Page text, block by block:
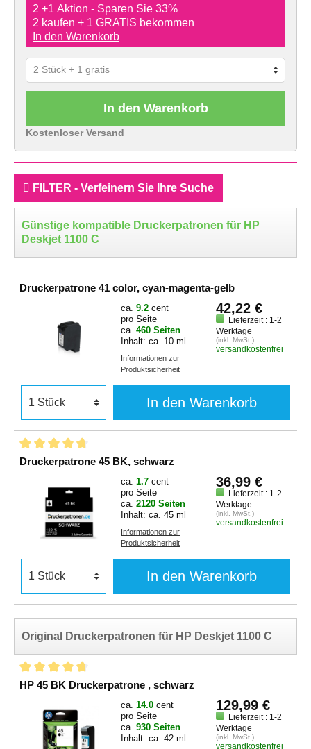
2 +1 Aktion - Sparen Sie 33%
2 kaufen + 1 GRATIS bekommen
In den Warenkorb
In den Warenkorb
Kostenloser Versand
FILTER - Verfeinern Sie Ihre Suche
Günstige kompatible Druckerpatronen für HP
Deskjet 1100 C
Druckerpatrone 41 color, cyan-magenta-gelb
ca. 9.2 cent
pro Seite
ca. 460 Seiten
Inhalt: ca. 10 ml
Informationen zur
Produktsicherheit
42,22 €
Lieferzeit : 1-2
Werktage
(inkl. MwSt.)
versandkostenfrei
In den Warenkorb
Druckerpatrone 45 BK, schwarz
ca. 1.7 cent
pro Seite
ca. 2120 Seiten
Inhalt: ca. 45 ml
Informationen zur
Produktsicherheit
36,99 €
Lieferzeit : 1-2
Werktage
(inkl. MwSt.)
versandkostenfrei
In den Warenkorb
Original Druckerpatronen für HP Deskjet 1100 C
HP 45 BK Druckerpatrone , schwarz
ca. 14.0 cent
pro Seite
ca. 930 Seiten
Inhalt: ca. 42 ml
129,99 €
Lieferzeit : 1-2
Werktage
(inkl. MwSt.)
versandkostenfrei